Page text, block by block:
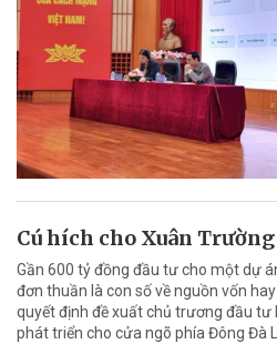
Cú hích cho Xuân
Gần 600 tỷ đồng đầu tư cho một dự
đơn thuần là con số về nguồn vốn
quyết định đề xuất chủ trương đầu
phát triển cho cửa ngõ phía Đông Đà